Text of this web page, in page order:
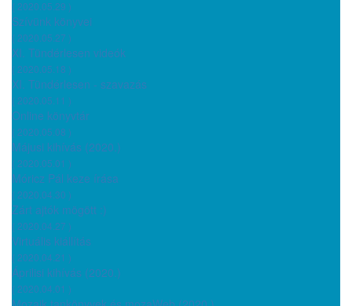
( 2020.05.29 )
Szívünk könyvei
( 2020.05.27 )
XI. Tündérlesen videók
( 2020.05.18 )
XI. Tündérlesen - szavazás
( 2020.05.11 )
Online könyvtár
( 2020.05.08 )
Májusi kihívás (2020.)
( 2020.05.01 )
Móricz Pál keze írása
( 2020.04.30 )
Zárt ajtók mögött :)
( 2020.04.27 )
Virtuális kiállítás
( 2020.04.21 )
Áprilisi kihívás (2020.)
( 2020.04.01 )